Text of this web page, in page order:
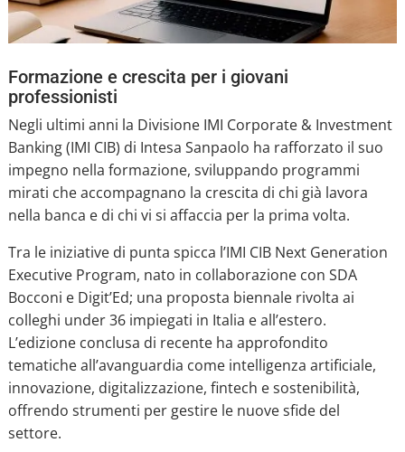
Formazione e crescita per i giovani
professionisti
Negli ultimi anni la Divisione IMI Corporate & Investment
Banking (IMI CIB) di Intesa Sanpaolo ha rafforzato il suo
impegno nella formazione, sviluppando programmi
mirati che accompagnano la crescita di chi già lavora
nella banca e di chi vi si affaccia per la prima volta.
Tra le iniziative di punta spicca l’IMI CIB Next Generation
Executive Program, nato in collaborazione con SDA
Bocconi e Digit’Ed; una proposta biennale rivolta ai
colleghi under 36 impiegati in Italia e all’estero.
L’edizione conclusa di recente ha approfondito
tematiche all’avanguardia come intelligenza artificiale,
innovazione, digitalizzazione, fintech e sostenibilità,
offrendo strumenti per gestire le nuove sfide del
settore.